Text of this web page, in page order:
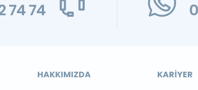
74 74
HAKKIMIZDA KARIYER